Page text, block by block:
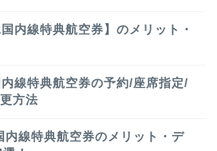
内線特典航空券】のメリット・
線特典航空券の予約/座席指定/
方法
線特典航空券のメリット・デ